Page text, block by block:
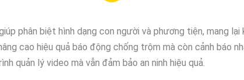
phân biệt hình dạng con người và phương tiện, mang
cao hiệu quả báo động chống trộm mà còn cảnh báo
quản lý video mà vẫn đảm bảo an ninh hiệu quả.